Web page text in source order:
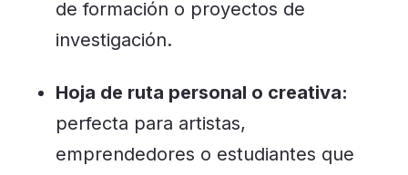
de formación o proyectos de
investigación.
Hoja de ruta personal o creativa:
perfecta para artistas,
emprendedores o estudiantes que